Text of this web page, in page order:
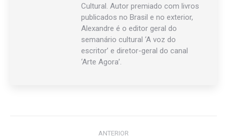
Cultural. Autor premiado com livros
publicados no Brasil e no exterior,
Alexandre é o editor geral do
semanário cultural ‘A voz do
escritor’ e diretor-geral do canal
‘Arte Agora’.
NavegaçãoANTERIOR